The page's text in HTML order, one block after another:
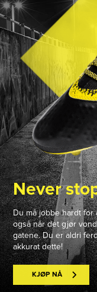
Never
Du må jobbe hardt for
også når det gjør
gatene. Du er aldri
akkurat dette!
KJØP NÅ